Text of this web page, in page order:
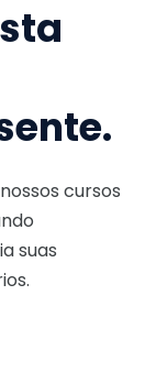
cursos
suas